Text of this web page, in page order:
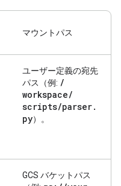
マウントパス
ユーザー定義の宛先
パス（例: /
workspace/
scripts/parser.
py）。
GCS バケットパス